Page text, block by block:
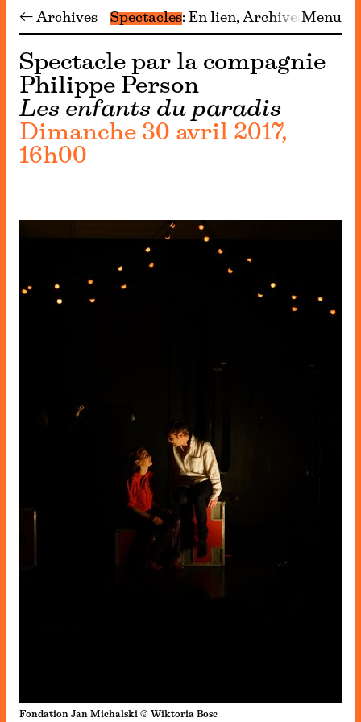
← Archives Spectacles En lien ArchivesMenu
Spectacle par la compagnie
Philippe Person
Les enfants du paradis
Dimanche 30 avril 2017,
16h00
Fondation Jan Michalski © Wiktoria Bosc